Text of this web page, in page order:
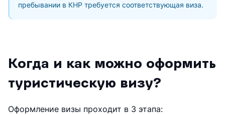
пребывании в КНР требуется соответствующая виза.
Когда и как можно оформить
туристическую визу?
Оформление визы проходит в 3 этапа: